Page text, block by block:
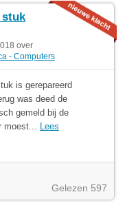
stuk
over
- Computers
is gerepareerd
was deed de
gemeld bij de
moest... Lees
Gelezen 597